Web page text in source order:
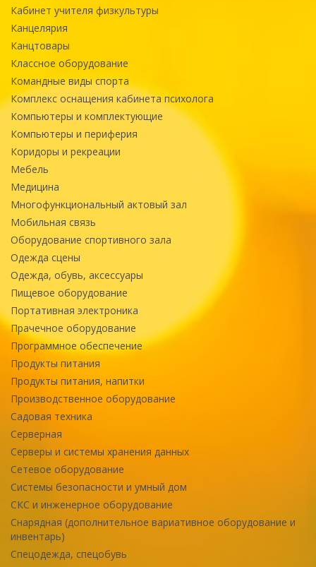
Кабинет учителя физкультуры
Канцелярия
Канцтовары
Классное оборудование
Командные виды спорта
Комплекс оснащения кабинета психолога
Компьютеры и комплектующие
Компьютеры и периферия
Коридоры и рекреации
Мебель
Медицина
Многофункциональный актовый зал
Мобильная связь
Оборудование спортивного зала
Одежда сцены
Одежда, обувь, аксессуары
Пищевое оборудование
Портативная электроника
Прачечное оборудование
Программное обеспечение
Продукты питания
Продукты питания, напитки
Производственное оборудование
Садовая техника
Серверная
Серверы и системы хранения данных
Сетевое оборудование
Системы безопасности и умный дом
СКС и инженерное оборудование
Снарядная (дополнительное вариативное оборудование и
инвентарь)
Спецодежда, спецобувь